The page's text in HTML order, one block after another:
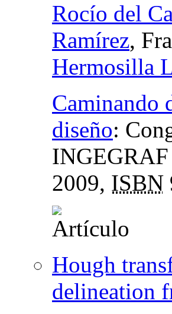
Rocío del
Ramírez,
Hermosilla
Caminando
diseño:
2009, ISBN
Hough
delineation